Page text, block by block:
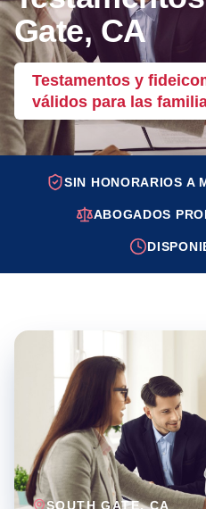
Gate, CA
Testamentos y
válidos para las
SIN HONORARIOS A
ABOGADOS
SOUTH GATE, CA